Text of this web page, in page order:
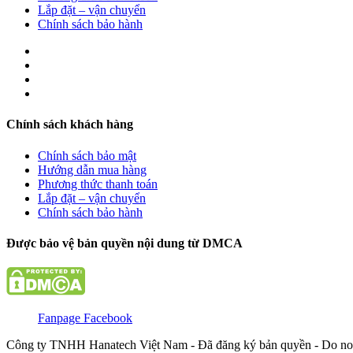
Lắp đặt – vận chuyển
Chính sách bảo hành
Chính sách khách hàng
Chính sách bảo mật
Hướng dẫn mua hàng
Phương thức thanh toán
Lắp đặt – vận chuyển
Chính sách bảo hành
Được bảo vệ bản quyền nội dung từ DMCA
Fanpage Facebook
Công ty TNHH Hanatech Việt Nam - Đã đăng ký bản quyền - Do